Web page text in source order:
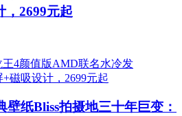
，2699元起
壁纸Bliss拍摄地三十年巨变：